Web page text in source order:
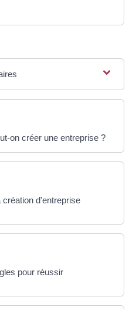
on créer une entreprise ?
d'entreprise
pour réussir